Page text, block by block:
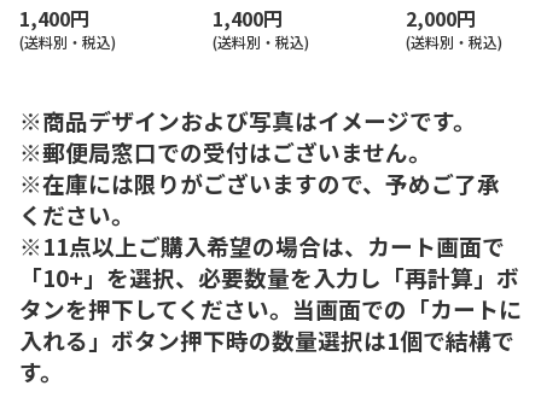
1,400円
(送料別・税込)
1,400円
(送料別・税込)
2,000円
(送料別・税込)
※商品デザインおよび写真はイメージです。
※郵便局窓口での受付はございません。
※在庫には限りがございますので、予めご了承
ください。
※11点以上ご購入希望の場合は、カート画面で
「10+」を選択、必要数量を入力し「再計算」ボ
タンを押下してください。当画面での「カートに
入れる」ボタン押下時の数量選択は1個で結構で
す。